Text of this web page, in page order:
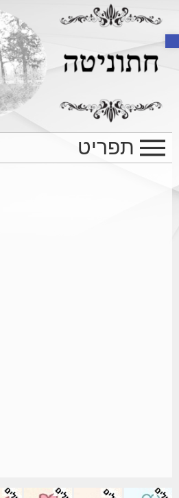
Open toolbar
תפריט